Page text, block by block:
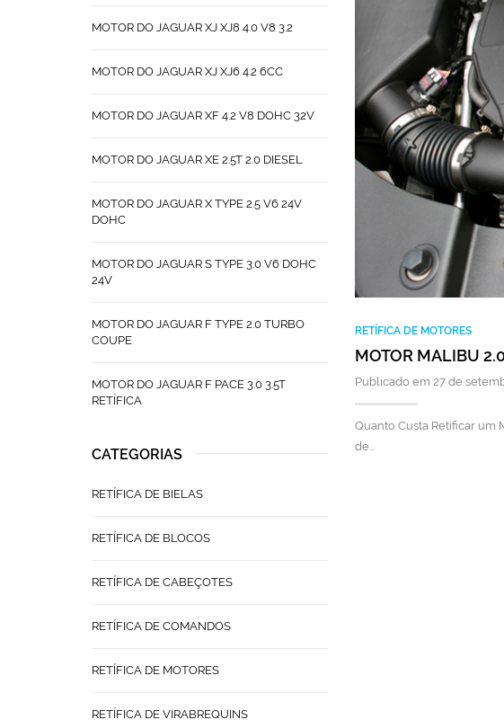
RETÍFICA DE MOTORES
MOTOR MALIBU
Publicado em 27 de
Quanto Custa Retificar um
de…
MOTOR DO JAGUAR XJ XJ8 4.0 V8 3.2
MOTOR DO JAGUAR XJ XJ6 4.2 6CC
MOTOR DO JAGUAR XF 4.2 V8 DOHC 32V
MOTOR DO JAGUAR XE 2.5T 2.0 DIESEL
MOTOR DO JAGUAR X TYPE 2.5 V6 24V
DOHC
MOTOR DO JAGUAR S TYPE 3.0 V6 DOHC
24V
MOTOR DO JAGUAR F TYPE 2.0 TURBO
COUPE
MOTOR DO JAGUAR F PACE 3.0 3.5T
RETÍFICA
CATEGORIAS
RETÍFICA DE BIELAS
RETÍFICA DE BLOCOS
RETÍFICA DE CABEÇOTES
RETÍFICA DE COMANDOS
RETÍFICA DE MOTORES
RETÍFICA DE VIRABREQUINS